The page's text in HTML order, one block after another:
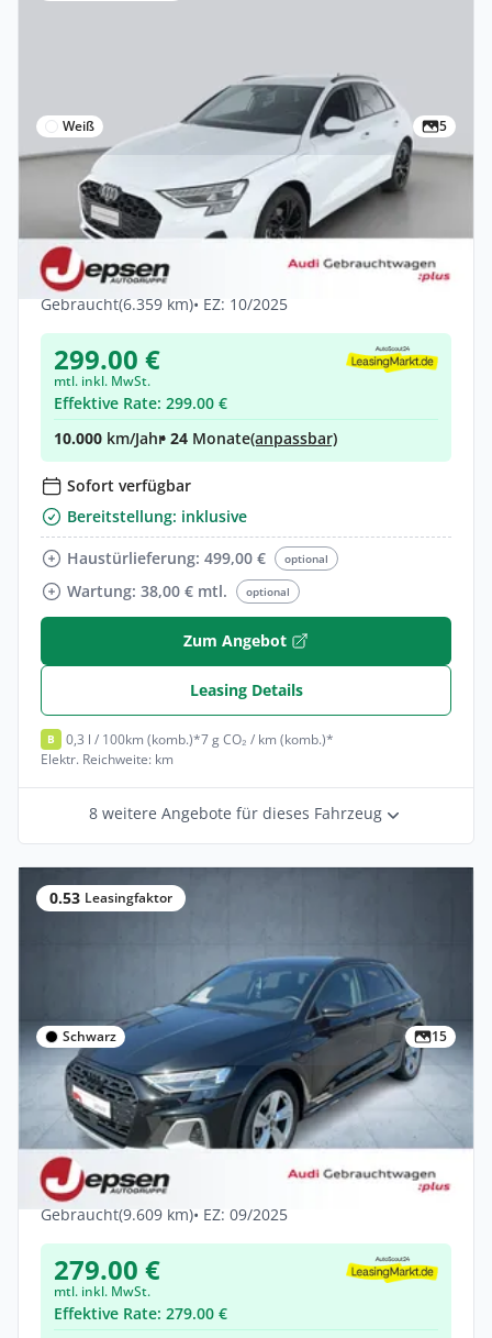
Weiß 5
Privat & Gewerbe
Audi A3 Sportback TFSI e advanced S t.
LED 18 AHK 360
Hybrid •Automatik •
Gebraucht(6.359 km)• EZ: 10/2025
299.00 €
mtl. inkl. MwSt.
Effektive Rate: 299.00 €
10.000 km/Jahr• 24 Monate(anpassbar)
Sofort verfügbar
Bereitstellung: inklusive
Haustürlieferung: 499,00 €
optional
Wartung: 38,00 € mtl. optional
Zum Angebot
Leasing Details
B 0,3 l / 100km (komb.)*7 g CO₂ / km (komb.)*
Elektr. Reichweite: km
8 weitere Angebote für dieses Fahrzeug
0.53 Leasingfaktor
Schwarz 15
Privat & Gewerbe
Audi A3 allstreet 40 TFSI e S tr. LED ACC
FLA Cam SHZ
Hybrid •Automatik •
Gebraucht(9.609 km)• EZ: 09/2025
279.00 €
mtl. inkl. MwSt.
Effektive Rate: 279.00 €